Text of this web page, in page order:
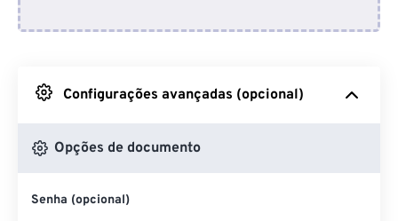
Do Google Drive
Do OneDrive
Da URL
Configurações avançadas (opcional)
Opções de documento
Senha (opcional)